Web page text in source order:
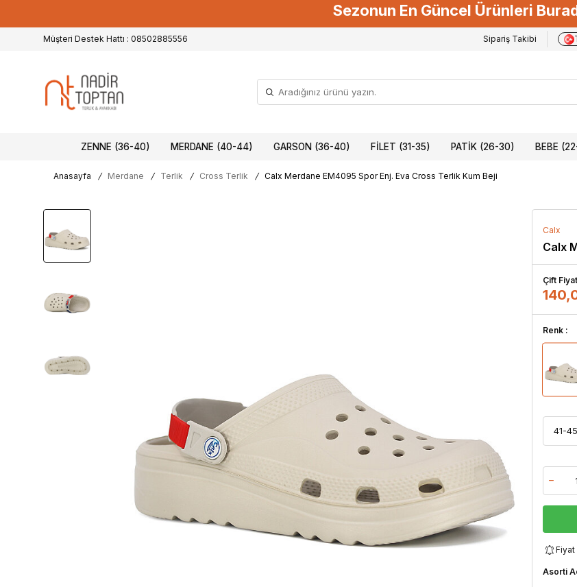
Sezonun En Güncel Ürünleri
Müşteri Destek Hattı : 08502885556 Sipariş Takibi
ZENNE (36-40) MERDANE (40-44) GARSON (36-40) FILET (31-35) PATIK (26-30) BEBE
Anasayfa / Merdane / Terlik / Cross Terlik / Calx Merdane EM4095 Spor Enj. Eva Cross Terlik Kum Beji
Calx
Calx
Çift
Renk :
Fiyat
Asorti